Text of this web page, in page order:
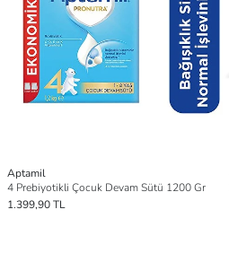
Aptamil
4 Prebiyotikli Çocuk Devam Sütü 1200 Gr
1.399,90 TL